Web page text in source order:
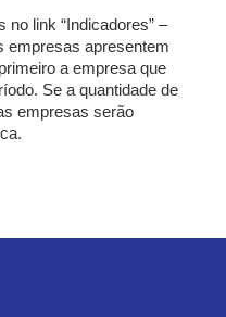
link “Indicadores” –
empresas apresentem
a empresa que
Se a quantidade de
empresas serão